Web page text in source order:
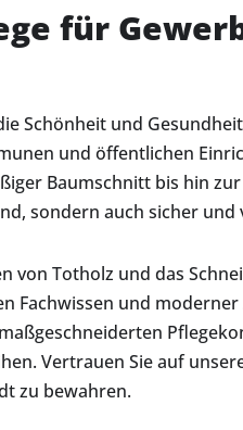
für
Schönheit und
und öffentlichen
Baumschnitt bis hin
sondern auch sicher und
Totholz und das
Fachwissen und
Vertrauen Sie auf
zu bewahren.